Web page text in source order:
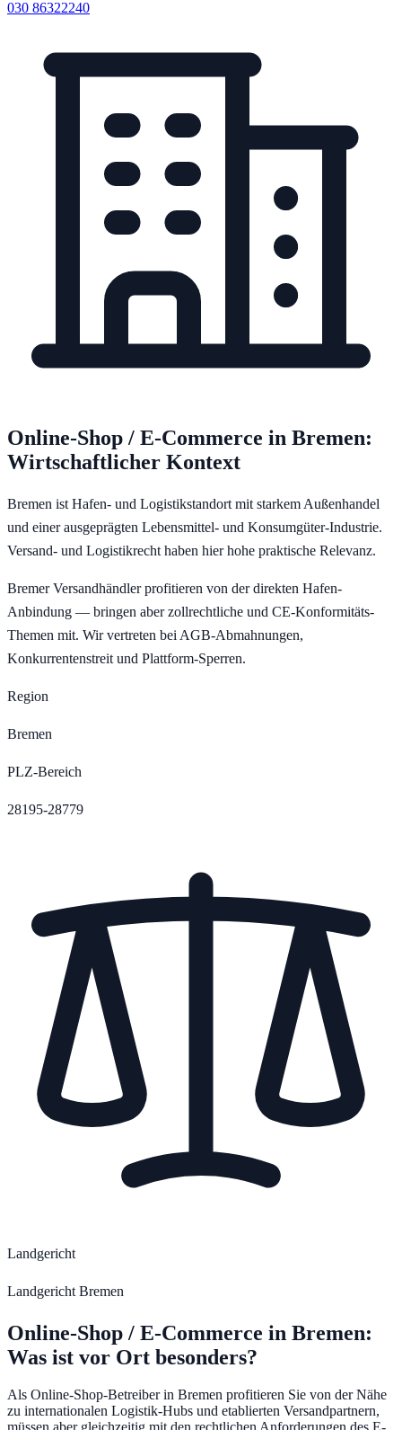
030 86322240
Online-Shop / E-Commerce in Bremen:
Wirtschaftlicher Kontext
Bremen ist Hafen- und Logistikstandort mit starkem Außenhandel
und einer ausgeprägten Lebensmittel- und Konsumgüter-Industrie.
Versand- und Logistikrecht haben hier hohe praktische Relevanz.
Bremer Versandhändler profitieren von der direkten Hafen-
Anbindung — bringen aber zollrechtliche und CE-Konformitäts-
Themen mit. Wir vertreten bei AGB-Abmahnungen,
Konkurrentenstreit und Plattform-Sperren.
Region
Bremen
PLZ-Bereich
28195-28779
Landgericht
Landgericht Bremen
Online-Shop / E-Commerce in Bremen:
Was ist vor Ort besonders?
Als Online-Shop-Betreiber in Bremen profitieren Sie von der Nähe
zu internationalen Logistik-Hubs und etablierten Versandpartnern,